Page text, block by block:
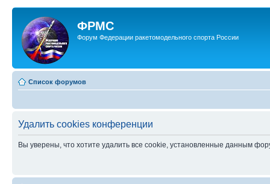
ФРМС
Форум Федерации ракетомодельного спорта России
Список форумов
Удалить cookies конференции
Вы уверены, что хотите удалить все cookie, установленные данным